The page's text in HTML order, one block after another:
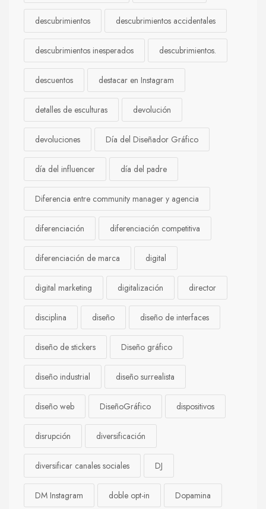
descubrimientos descubrimientos accidentales
descubrimientos inesperados descubrimientos.
descuentos destacar en Instagram
detalles de esculturas devolución
devoluciones Día del Diseñador Gráfico
día del influencer día del padre
Diferencia entre community manager y agencia
diferenciación diferenciación competitiva
diferenciación de marca digital
digital marketing digitalización director
disciplina diseño diseño de interfaces
diseño de stickers Diseño gráfico
diseño industrial diseño surrealista
diseño web DiseñoGráfico dispositivos
disrupción diversificación
diversificar canales sociales DJ
DM Instagram doble opt-in Dopamina